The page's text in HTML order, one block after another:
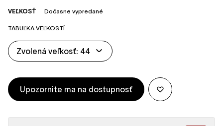
VEĽKOSŤ Dočasne vypredané
TABUĽKA VEĽKOSTÍ
Zvolená veľkosť: 44
Upozornite ma na dostupnosť